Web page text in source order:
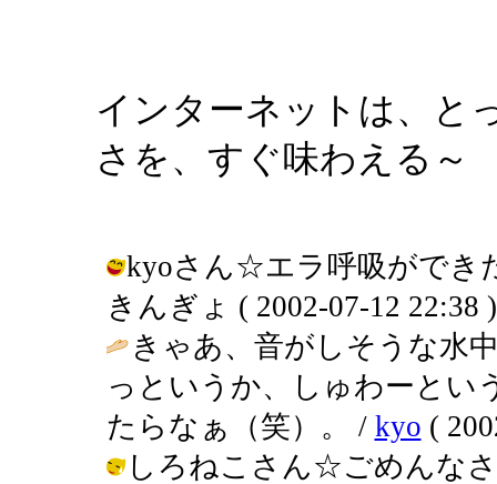
インターネットは、と
さを、すぐ味わえる～
kyoさん☆エラ呼吸ができ
きんぎょ ( 2002-07-12 22:38 )
きゃあ、音がしそうな水
っというか、しゅわーと
たらなぁ（笑）。 / kyo (
しろねこさん☆ごめんな